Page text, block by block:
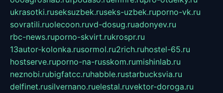
ukrasotki.ruseksuzbek.ruseks-uzbek.ruporno-vk.ru
sovratili.ruolecoon.ruvd-dosug.ruadonyev.ru
rbc-news.ruporno-skvirt.rukrospr.ru
13autor-kolonka.rusormol.ru2rich.ruhostel-65.ru
hostserve.ruporno-na-russkom.rumishinlab.ru
neznobi.rubigfatcc.ruhabble.rustarbucksvia.ru
delfinet.rusilvernano.ruelestal.ruvektor-doroga.ru